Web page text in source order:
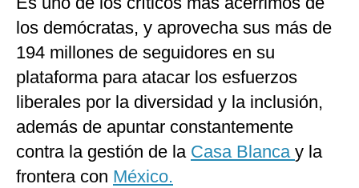
los demócratas, y aprovecha sus más de
194 millones de seguidores en su
plataforma para atacar los esfuerzos
liberales por la diversidad y la inclusión,
además de apuntar constantemente
contra la gestión de la Casa Blanca y la
frontera con México.